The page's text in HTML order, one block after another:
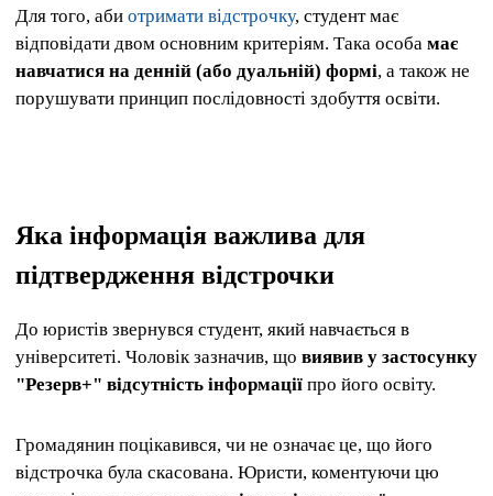
Для того, аби отримати відстрочку, студент має
відповідати двом основним критеріям. Така особа має
навчатися на денній (або дуальній) формі, а також не
порушувати принцип послідовності здобуття освіти.
Яка інформація важлива для
підтвердження відстрочки
До юристів звернувся студент, який навчається в
університеті. Чоловік зазначив, що виявив у застосунку
"Резерв+" відсутність інформації про його освіту.
Громадянин поцікавився, чи не означає це, що його
відстрочка була скасована. Юристи, коментуючи цю